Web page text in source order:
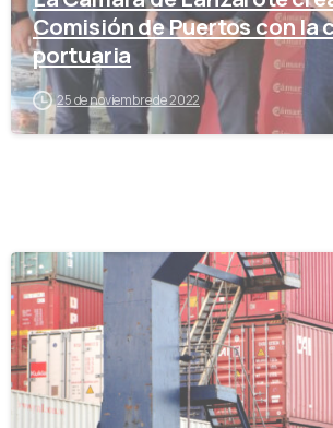
Comisión de Puertos con la
portuaria
25 de noviembre de 2022